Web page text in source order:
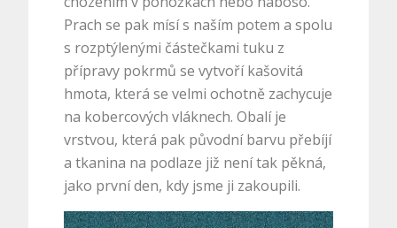
Prach se pak mísí s naším potem a spolu
s rozptýlenými částečkami tuku z
přípravy pokrmů se vytvoří kašovitá
hmota, která se velmi ochotně zachycuje
na kobercových vláknech. Obalí je
vrstvou, která pak původní barvu přebíjí
a tkanina na podlaze již není tak pěkná,
jako první den, kdy jsme ji zakoupili.